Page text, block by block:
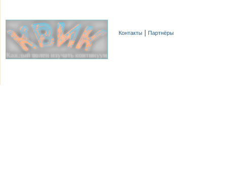
Контакты Партнёры